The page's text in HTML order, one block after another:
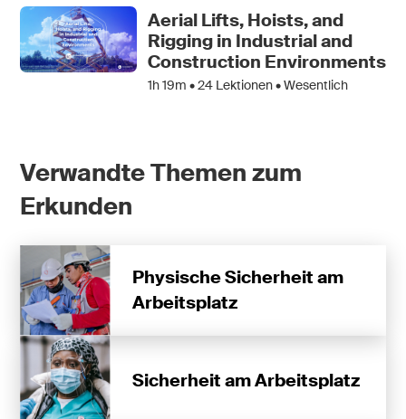
Aerial Lifts, Hoists, and
Rigging in Industrial and
Construction Environments
1h 19m •24 Lektionen • Wesentlich
Verwandte Themen zum
Erkunden
Physische Sicherheit am
Arbeitsplatz
Sicherheit am Arbeitsplatz